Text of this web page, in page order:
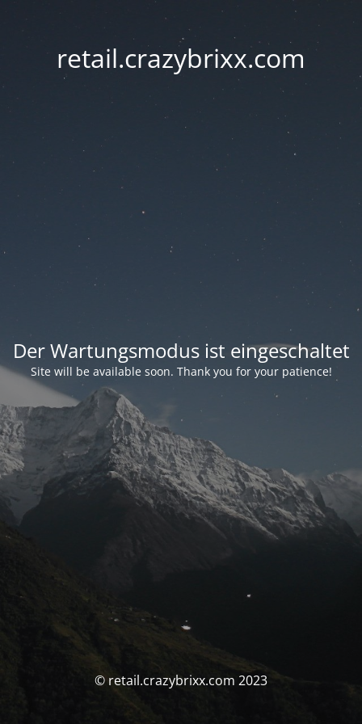
retail.crazybrixx.com
Der Wartungsmodus ist eingeschaltet
Site will be available soon. Thank you for your patience!
© retail.crazybrixx.com 2023